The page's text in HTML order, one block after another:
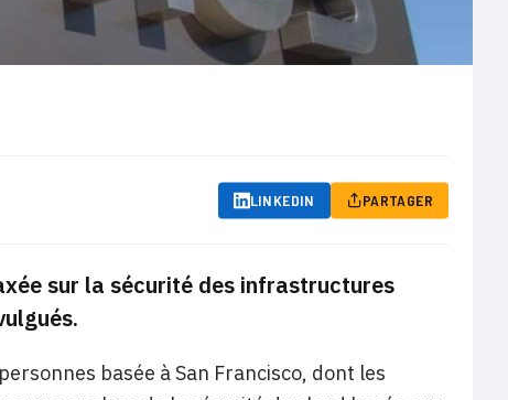
LINKEDIN PARTAGER
sur la sécurité des infrastructures
basée à San Francisco, dont les